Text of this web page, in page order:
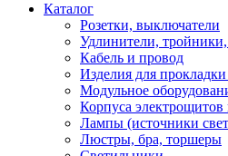
Каталог
Розетки, выключатели
Удлинители,
Кабель и провод
Изделия для
Модульное
Корпуса
Лампы (источники
Люстры, бра, торшеры